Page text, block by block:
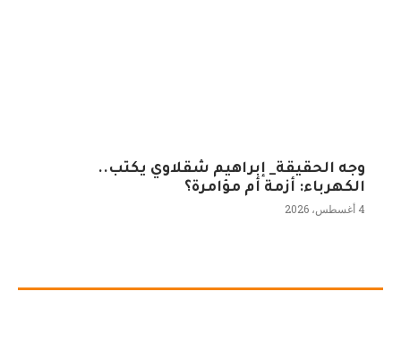
وجه الحقيقة_ إبراهيم شقلاوي يكتب..
الكهرباء: أزمة أم مؤامرة؟
4 أغسطس، 2026